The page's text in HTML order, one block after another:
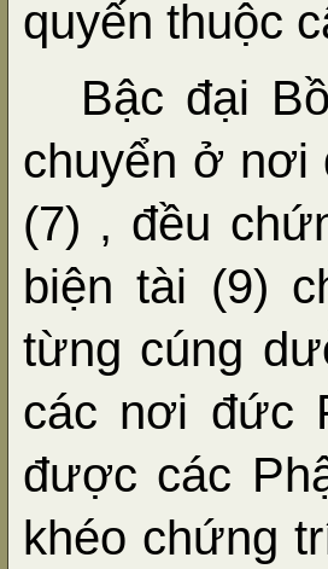
quyến thuộc
Bậc đại
chuyển ở nơi
(7) , đều
biện tài (9)
từng cúng
các nơi đức
được các
khéo chứng